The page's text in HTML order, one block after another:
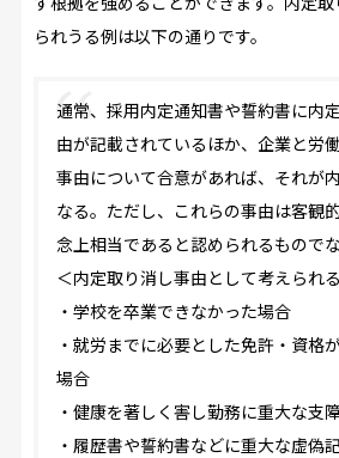
られうる例は以下の通りです。
通常、採用内定通知書や誓約書に内
由が記載されているほか、企業と労
事由について合意があれば、それが
なる。ただし、これらの事由は客観
念上相当であると認められるもので
＜内定取り消し事由として考えられ
・学校を卒業できなかった場合
・就労までに必要とした免許・資格
場合
・健康を著しく害し勤務に重大な支
・履歴書や誓約書などに重大な虚偽